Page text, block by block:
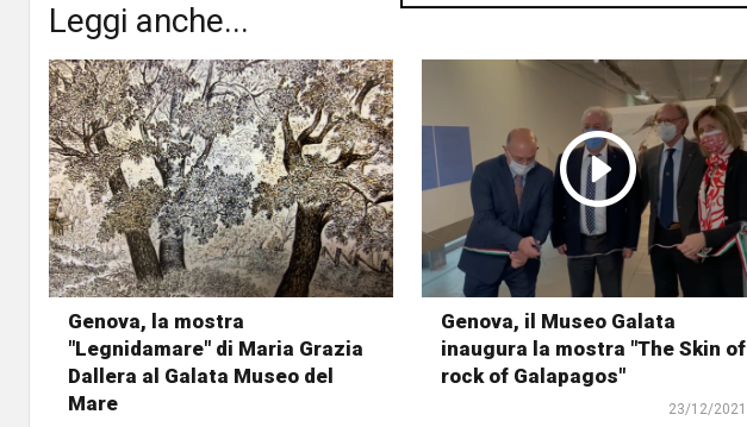
Leggi anche...
Genova, la mostra
"Legnidamare" di Maria Grazia
Dallera al Galata Museo del
Mare
Genova, il Museo Galata
inaugura la mostra "The Skin of
rock of Galapagos"
23/12/2021